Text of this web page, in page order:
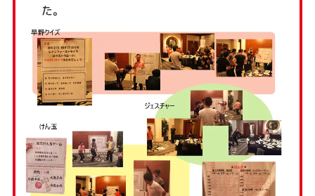
た。